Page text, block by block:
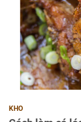
KHO